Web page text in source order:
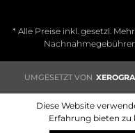
* Alle Preise inkl. gesetzl.
UMGESETZT VON
Diese Website
Erfahrung bieten zu